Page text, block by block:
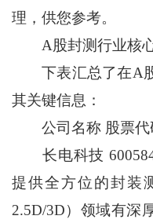
理，供您参考。
A股封测行业核心
下表汇总了在A股
其关键信息：
公司名称 股票代
长电科技
提供全方位的封装
2.5D/3D）领域有深